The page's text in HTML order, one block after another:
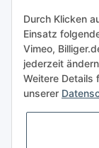
Partner
Durch Klicken
Einsatz
Vimeo,
jederzeit
Weitere Details
unserer